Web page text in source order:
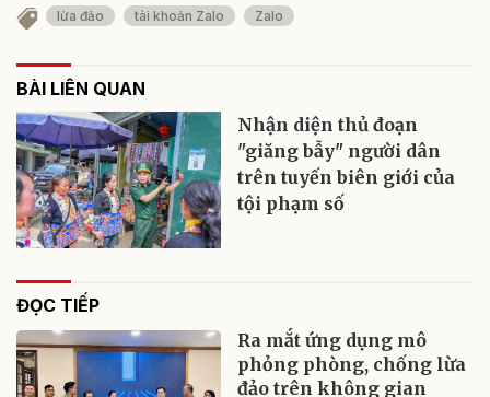
lừa đảo tài khoản Zalo Zalo
BÀI LIÊN QUAN
Nhận diện thủ đoạn
"giăng bẫy" người dân
trên tuyến biên giới của
tội phạm số
ĐỌC TIẾP
Ra mắt ứng dụng mô
phỏng phòng, chống lừa
đảo trên không gian